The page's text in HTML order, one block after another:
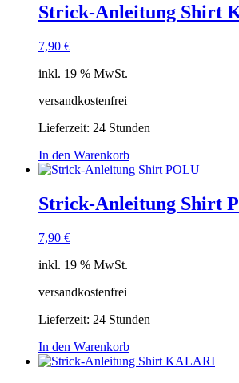
Strick-Anleitung Shirt
7,90 €
inkl. 19 % MwSt.
versandkostenfrei
Lieferzeit: 24 Stunden
In den Warenkorb
Strick-Anleitung Shirt
7,90 €
inkl. 19 % MwSt.
versandkostenfrei
Lieferzeit: 24 Stunden
In den Warenkorb